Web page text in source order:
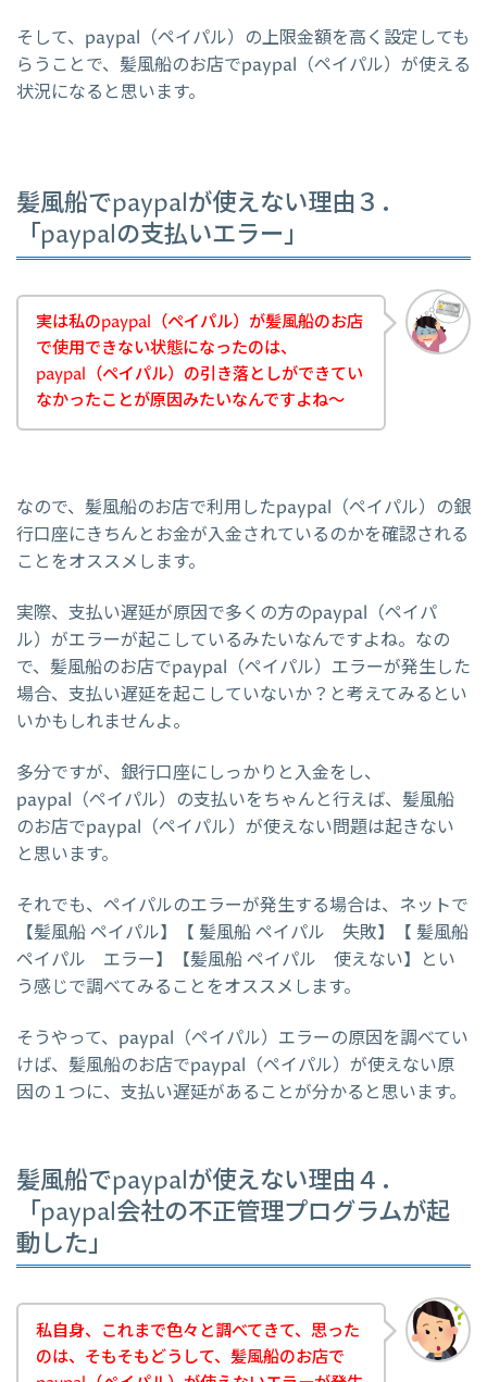
そして、paypal（ペイパル）の上限金額を高く設定しても
らうことで、髪風船のお店でpaypal（ペイパル）が使える
状況になると思います。
髪風船でpaypalが使えない理由３．
「paypalの支払いエラー」
実は私のpaypal（ペイパル）が髪風船のお店
で使用できない状態になったのは、
paypal（ペイパル）の引き落としができてい
なかったことが原因みたいなんですよね～
なので、髪風船のお店で利用したpaypal（ペイパル）の銀
行口座にきちんとお金が入金されているのかを確認される
ことをオススメします。
実際、支払い遅延が原因で多くの方のpaypal（ペイパ
ル）がエラーが起こしているみたいなんですよね。なの
で、髪風船のお店でpaypal（ペイパル）エラーが発生した
場合、支払い遅延を起こしていないか？と考えてみるとい
いかもしれませんよ。
多分ですが、銀行口座にしっかりと入金をし、
paypal（ペイパル）の支払いをちゃんと行えば、髪風船
のお店でpaypal（ペイパル）が使えない問題は起きない
と思います。
それでも、ペイパルのエラーが発生する場合は、ネットで
【髪風船 ペイパル】【 髪風船 ペイパル 失敗】【 髪風船
ペイパル エラー】【髪風船 ペイパル 使えない】とい
う感じで調べてみることをオススメします。
そうやって、paypal（ペイパル）エラーの原因を調べてい
けば、髪風船のお店でpaypal（ペイパル）が使えない原
因の１つに、支払い遅延があることが分かると思います。
髪風船でpaypalが使えない理由４．
「paypal会社の不正管理プログラムが起
動した」
私自身、これまで色々と調べてきて、思った
のは、そもそもどうして、髪風船のお店で